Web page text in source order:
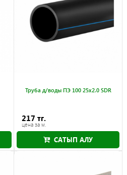
Труба д/воды ПЭ 100 25x2.0 SDR
217 тг.
цена за м.
САТЫП АЛУ